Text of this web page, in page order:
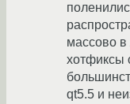
массово в
хотфиксы
qt5.5 и